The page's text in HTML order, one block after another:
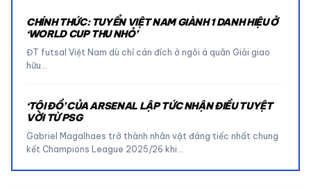
CHÍNH THỨC: TUYỂN VIỆT NAM GIÀNH 1 DANH HIỆU Ở
‘WORLD CUP THU NHỎ’
ĐT futsal Việt Nam dù chỉ cán đích ở ngôi á quân Giải giao
hữu…
‘TỘI ĐỒ’ CỦA ARSENAL LẬP TỨC NHẬN ĐIỀU TUYỆT
VỜI TỪ PSG
Gabriel Magalhaes trở thành nhân vật đáng tiếc nhất chung
kết Champions League 2025/26 khi…